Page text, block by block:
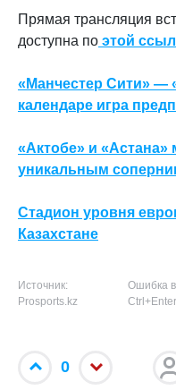
Прямая трансляция
доступна по этой
«Манчестер Сити» —
календаре игра
«Актобе» и «Астана»
уникальным
Стадион уровня
Казахстане
Источник:
Prosports.kz
Ошибка
Ctrl+Enter
0